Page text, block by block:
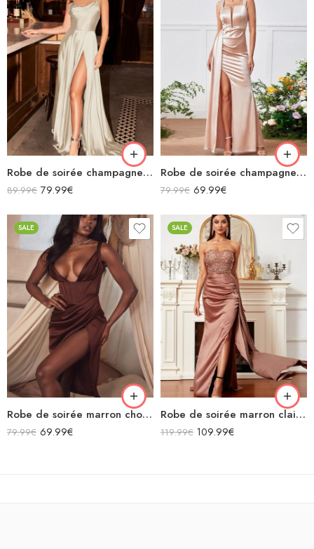
Robe de soirée champagne en satin fluide col bénitier bretelles longue fendue
89.99€ 79.99€
Robe de soirée champagne en satin longue fendue à bretelles
79.99€ 69.99€
SALE
Robe de soirée marron chocolat midi moulante en satin décolleté sans manches fendue drapée
79.99€ 69.99€
SALE
Robe de soirée marron clair à paillettes bustier en satin sans manches
119.99€ 109.99€